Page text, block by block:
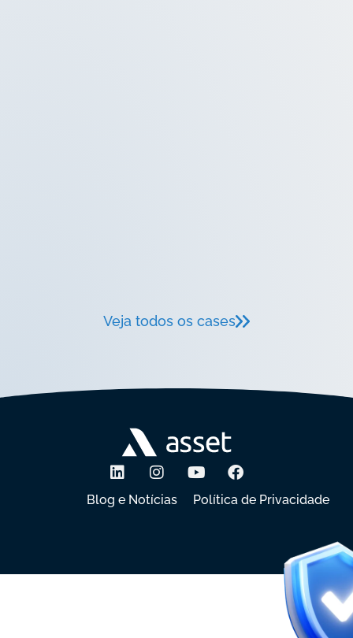
Veja todos os cases
Blog e Notícias Política de Privacidade